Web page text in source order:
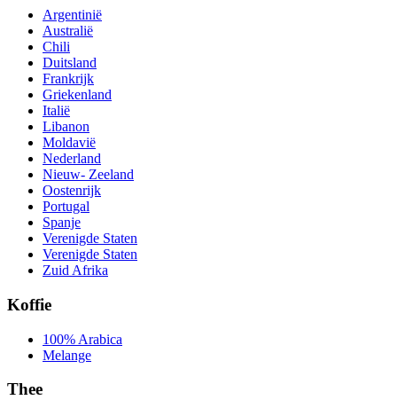
Argentinië
Australië
Chili
Duitsland
Frankrijk
Griekenland
Italië
Libanon
Moldavië
Nederland
Nieuw- Zeeland
Oostenrijk
Portugal
Spanje
Verenigde Staten
Verenigde Staten
Zuid Afrika
Koffie
100% Arabica
Melange
Thee